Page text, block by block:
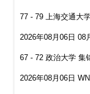
77 - 79 上海交通大
2026年08月06日 08
67 - 72 政治大学 集
2026年08月06日